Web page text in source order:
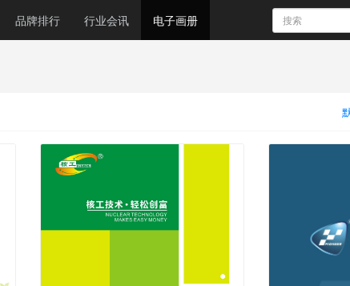
品牌排行 行业会讯 电子画册